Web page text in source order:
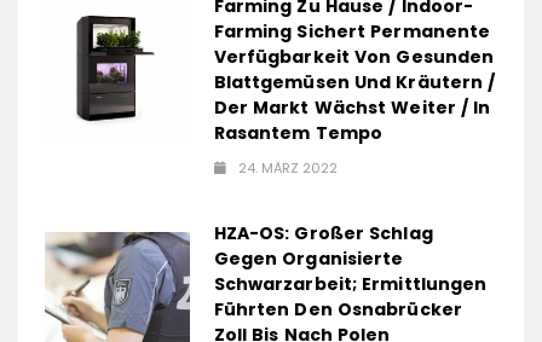
Farming Zu Hause / Indoor-
Farming Sichert Permanente
Verfügbarkeit Von Gesunden
Blattgemüsen Und Kräutern /
Der Markt Wächst Weiter / In
Rasantem Tempo
24. MÄRZ 2022
HZA-OS: Großer Schlag
Gegen Organisierte
Schwarzarbeit; Ermittlungen
Führten Den Osnabrücker
Zoll Bis Nach Polen